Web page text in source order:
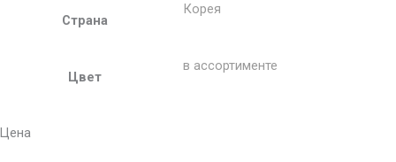
Страна
Корея
Цвет
в ассортименте
Цена